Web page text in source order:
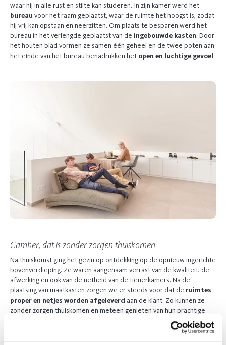
waar hij in alle rust en stilte kan studeren. In zijn kamer werd het
bureauvoor het raam geplaatst, waar de ruimte het hoogst is, zodat
hij vrij kan opstaan en neerzitten. Om plaats te besparen werd het
bureau in het verlengde geplaatst van de ingebouwde kasten. Door
het houten blad vormen ze samen één geheel en de twee poten aan
het einde van het bureau benadrukken het open en luchtige gevoel.
Camber, dat is zonder zorgen thuiskomen
Na thuiskomst ging het gezin op ontdekking op de opnieuw ingerichte
bovenverdieping. Ze waren aangenaam verrast van de kwaliteit, de
afwerking én ook van de netheid van de tienerkamers. Na de
plaatsing van maatkasten zorgen we er steeds voor dat de ruimtes
proper en netjes worden afgeleverd aan de klant. Zo kunnen ze
zonder zorgen thuiskomen en meteen genieten van hun prachtige